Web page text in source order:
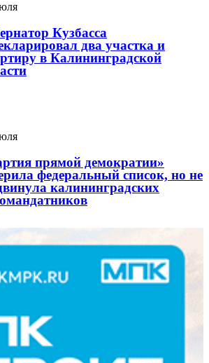
Кузбасса
два участка и
в Калининградской
прямой демократии»
федеральный список, но не
калининградских